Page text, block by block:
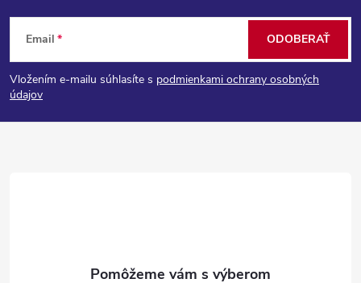
Z
á
p
Email
Vložením e-mailu súhlasíte s podmienkami ochrany osobných
údajov
ODOBERAŤ